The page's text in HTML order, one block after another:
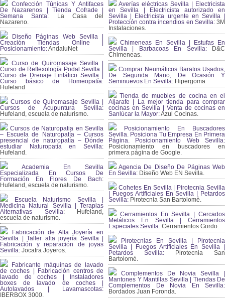
Confección Túnicas Y Antifaces
De Nazarenos | Tienda Cofrade |
Semana Santa: La Casa del
Nazareno.
Diseño Páginas Web Sevilla |
Creación Tiendas Online |
Posicionamiento:AndaluNet
Curso de Quiromasaje Sevilla |
Curso de Reflexología Podal Sevilla |
Curso de Drenaje Linfático Sevilla |
Curso básico de Homeopatía:
Hufeland
Cursos de Quiromasaje Sevilla |
Cursos de Acupuntura Sevilla:
Hufeland, escuela de naturismo.
Cursos de Naturopatia en Sevilla
– Escuela de Naturopatía – Cursos
presencial de naturopatía – Dónde
estudiar Naturopatía en Sevilla:
Hufeland.
Academia En Sevilla
Especializada En Cursos De
Formación En Flores De Bach:
Hufeland, escuela de naturismo.
Escuela Naturismo Sevilla |
Medicina Natural Sevilla | Terapias
Alternativas Sevilla: Hufeland,
escuela de naturismo.
Fabricación de Alta Joyería en
Sevilla | Taller alta joyería Sevilla |
Fabricación y reparación de joyas
Sevilla: Jocafra Joyeros.
Fabricante máquinas de lavado
de coches | Fabricación centros de
lavado de coches | Instaladores
boxes de lavado de coches |
Autolavados | Lavamascotas:
IBERBOX 3000.
Averías eléctricas Sevilla | Electricista
en Sevilla | Electricista autorizado en
Sevilla | Electricista urgente en Sevilla |
Protección contra incendios en Sevilla:3M
Instalaciones.
Chimeneas En Sevilla | Estufas En
Sevilla | Barbacoas En Sevilla:D&C
Chimeneas.
Comprar Neumáticos Baratos Usados,
De Segunda Mano, De Ocasión Y
Seminuevos En Sevilla: Hipergoma
Tienda de muebles de cocina en el
Aljarafe | La mejor tienda para comprar
cocinas en Sevilla | Venta de cocinas en
Sanlúcar la Mayor:Azul Cocinas.
Posicionamiento En Buscadores
Sevilla. Posiciona Tu Empresa En Primera
Página. Posicionamiento Web Sevilla:
Posicionamiento en buscadores en
primera página de Google.
Agencia De Diseño De Páginas Web
En Sevilla: Diseño Web EN Sevilla.
Cohetes En Sevilla | Pirotecnia Sevilla
| Fuegos Artificiales En Sevilla | Petardos
Sevilla: Pirotecnia San Bartolomé.
Cerramientos En Sevilla | Cercados
Metálicos En Sevilla | Cerramientos
Especiales Sevilla: Cerramientos Gordo.
Pirotecnias En Sevilla | Pirotecnia
Sevilla | Fuegos Artificiales En Sevilla |
Petardos Sevilla: Pirotecnia San
Bartolomé.
Complementos De Novia Sevilla |
Mantones Y Mantillas Sevilla | Tiendas De
Complementos De Novia En Sevilla:
Bordados Juan Foronda.